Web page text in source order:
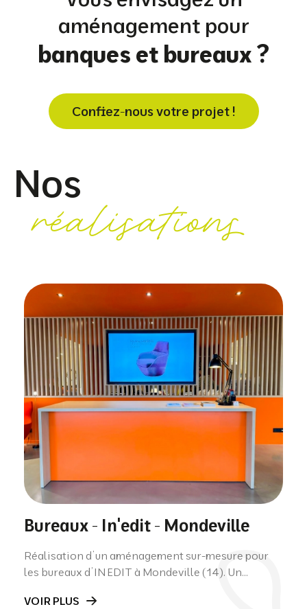
aménagement pour
banques et bureaux ?
Confiez-nous votre projet !
Nos
réalisations
Bureaux - In'edit - Mondeville
Réalisation d’un aménagement sur-mesure pour
les bureaux d’IN EDIT à Mondeville (14). Un...
VOIR PLUS